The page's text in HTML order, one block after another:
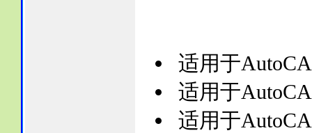
适用于
适用于
适用于